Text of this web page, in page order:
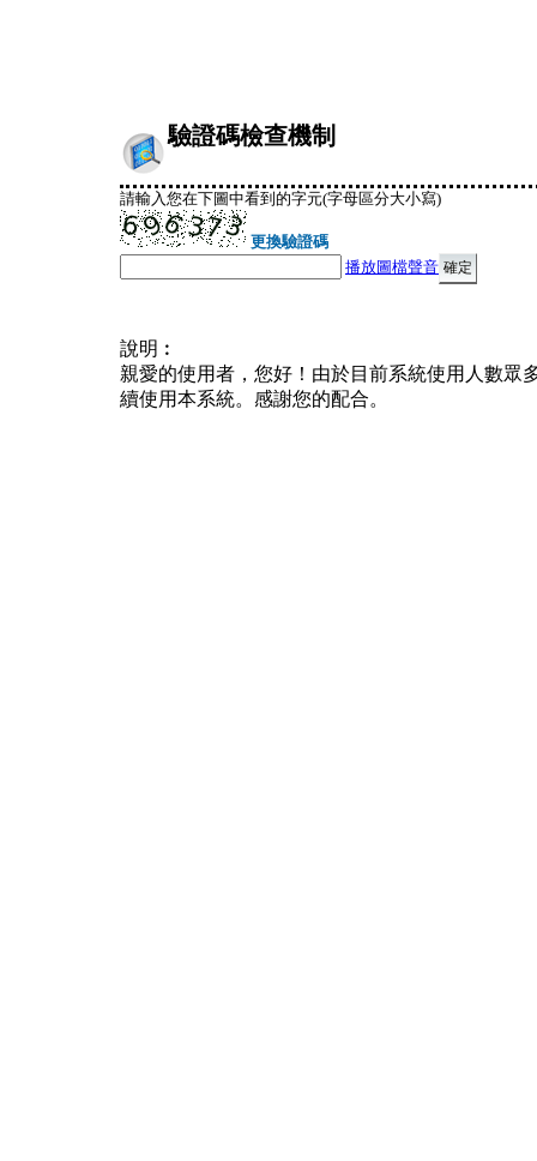
驗證碼檢查機制
請輸入您在下圖中看到的字元(字母區分大小寫)
更換驗證碼
播放圖檔聲音
說明︰
親愛的使用者，您好！由於目前系統使用人數眾
續使用本系統。感謝您的配合。